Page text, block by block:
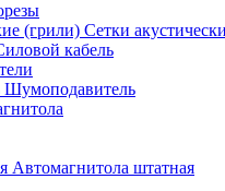
Сетки
кабель
Шумоподавитель
Автомагнитола штатная